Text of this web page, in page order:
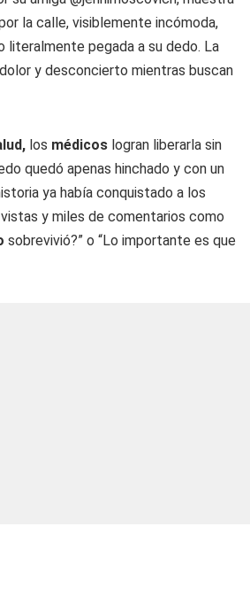
la calle, visiblemente incómoda,
literalmente pegada a su dedo. La
y desconcierto mientras buscan
los médicos logran liberarla sin
quedó apenas hinchado y con un
ya había conquistado a los
y miles de comentarios como
sobrevivió?” o “Lo importante es que